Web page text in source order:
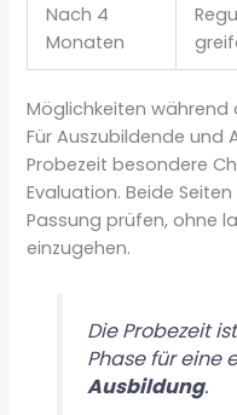
Nach 4
Monaten
Möglichkeiten während
Für Auszubildende
Probezeit besondere
Evaluation. Beide
Passung prüfen, ohne
einzugehen.
Die Probezeit
Phase für eine
Ausbildung.